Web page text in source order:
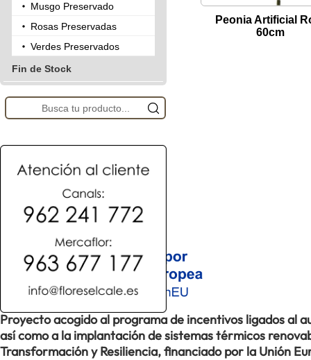
Musgo Preservado
Rosas Preservadas
Verdes Preservados
Fin de Stock
Peonia Artificial
60cm
Proyecto acogido al programa de incentivos ligados al
así como a la implantación de sistemas térmicos
Transformación y Resiliencia, financiado por la Unión